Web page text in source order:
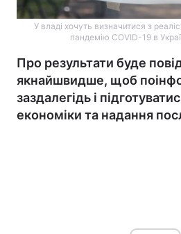
У владі хочуть визначитися з
пандемію COVID-19 в
Про результати буде
якнайшвидше, щоб
заздалегідь і
економіки та надання